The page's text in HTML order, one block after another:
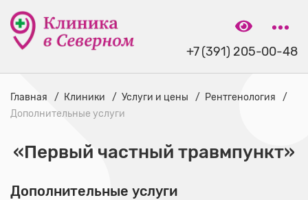
+7 (391) 205-00-48
Главная Клиники Услуги и цены
Рентгенология
Дополнительные услуги
«Первый частный травмпункт»
Дополнительные услуги